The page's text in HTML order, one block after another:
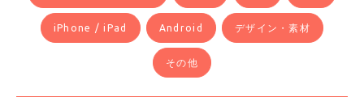
iPhone / iPad Android デザイン・素材
その他